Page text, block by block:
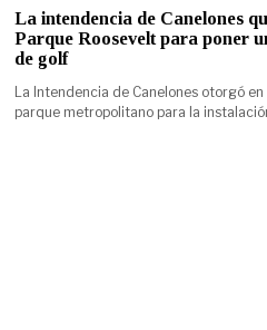
La intendencia de Canelones
Parque Roosevelt para poner
de golf
La Intendencia de Canelones otorgó
parque metropolitano para la